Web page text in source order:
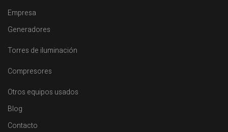
Empresa
Generadores
Torres de iluminación
Compresores
Otros equipos usados
Blog
Contacto